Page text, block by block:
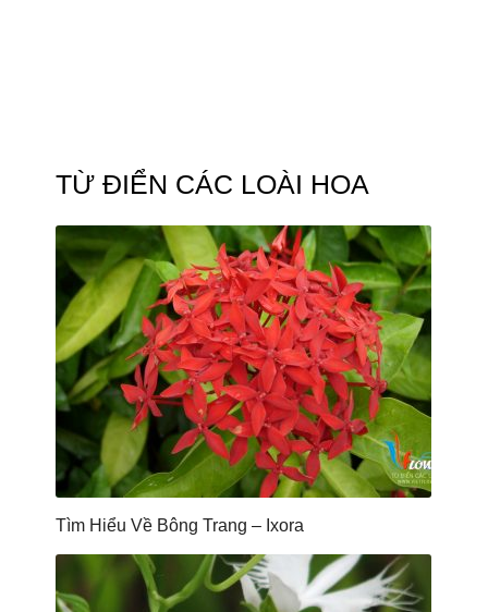
TỪ ĐIỂN CÁC LOÀI HOA
Tìm Hiểu Về Bông Trang – Ixora